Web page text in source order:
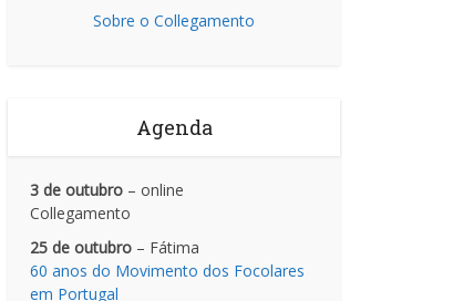
Sobre o Collegamento
Agenda
3 de outubro – online
Collegamento
25 de outubro – Fátima
60 anos do Movimento dos Focolares
em Portugal